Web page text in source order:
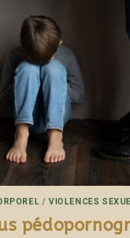
/VIOLENCES